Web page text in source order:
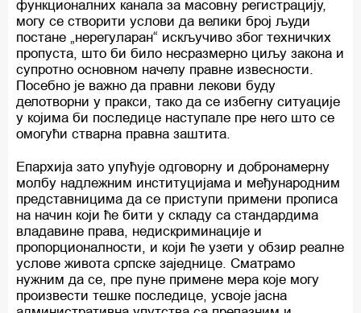
функционалних канала за масовну регистрацију,
могу се створити услови да велики број људи
постане „нерегуларан“ искључиво због техничких
пропуста, што би било несразмерно циљу закона и
супротно основном начелу правне извесности.
Посебно је важно да правни лекови буду
делотворни у пракси, тако да се избегну ситуације
у којима би последице наступале пре него што се
омогући стварна правна заштита.
Епархија зато упућује одговорну и добронамерну
молбу надлежним институцијама и међународним
представницима да се приступи примени прописа
на начин који ће бити у складу са стандардима
владавине права, недискриминације и
пропорционалности, и који ће узети у обзир реалне
услове живота српске заједнице. Сматрамо
нужним да се, пре пуне примене мера које могу
произвести тешке последице, усвоје јасна